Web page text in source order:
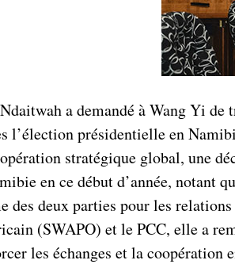
a demandé à Wang Yi de
l’élection présidentielle en
stratégique global, une
en ce début d’année, notant
des deux parties pour les
(SWAPO) et le PCC, elle a
les échanges et la coopération